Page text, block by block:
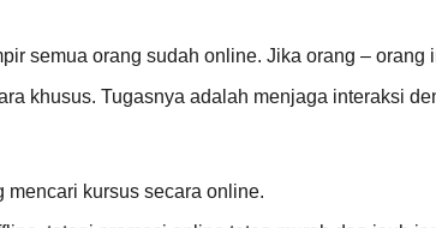
semua orang sudah online. Jika orang –
khusus. Tugasnya adalah menjaga interaksi
kursus secara online.